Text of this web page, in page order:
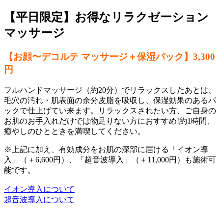
【平日限定】お得なリラクゼーション
マッサージ
【お顔〜デコルテ マッサージ＋保湿パック】3,300
円
フルハンドマッサージ（約20分）でリラックスしたあとは、
毛穴の汚れ・肌表面の余分皮脂を吸収し、保湿効果のあるパ
ックで仕上げてい来ます。リラックスされたい方、ご自身の
お肌のお手入れだけでは物足りない方におすすめ!約1時間、
癒やしのひとときを満喫してください。
※上記に加え、有効成分をお肌の深部に届ける「イオン導
入」（＋6,600円）、「超音波導入」（＋11,000円）も施術可
能です。
イオン導入について
超音波導入について